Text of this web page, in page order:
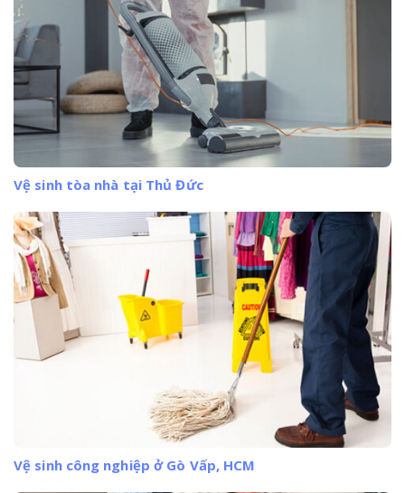
Vệ sinh tòa nhà tại Thủ Đức
Vệ sinh công nghiệp ở Gò Vấp, HCM